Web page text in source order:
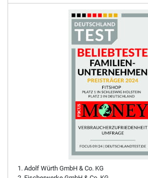
Adolf Würth GmbH & Co. KG